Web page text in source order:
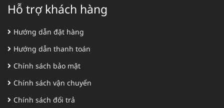
Hỗ trợ khách hàng
Hướng dẫn đặt hàng
Hướng dẫn thanh toán
Chính sách bảo mật
Chính sách vận chuyển
Chính sách đổi trả